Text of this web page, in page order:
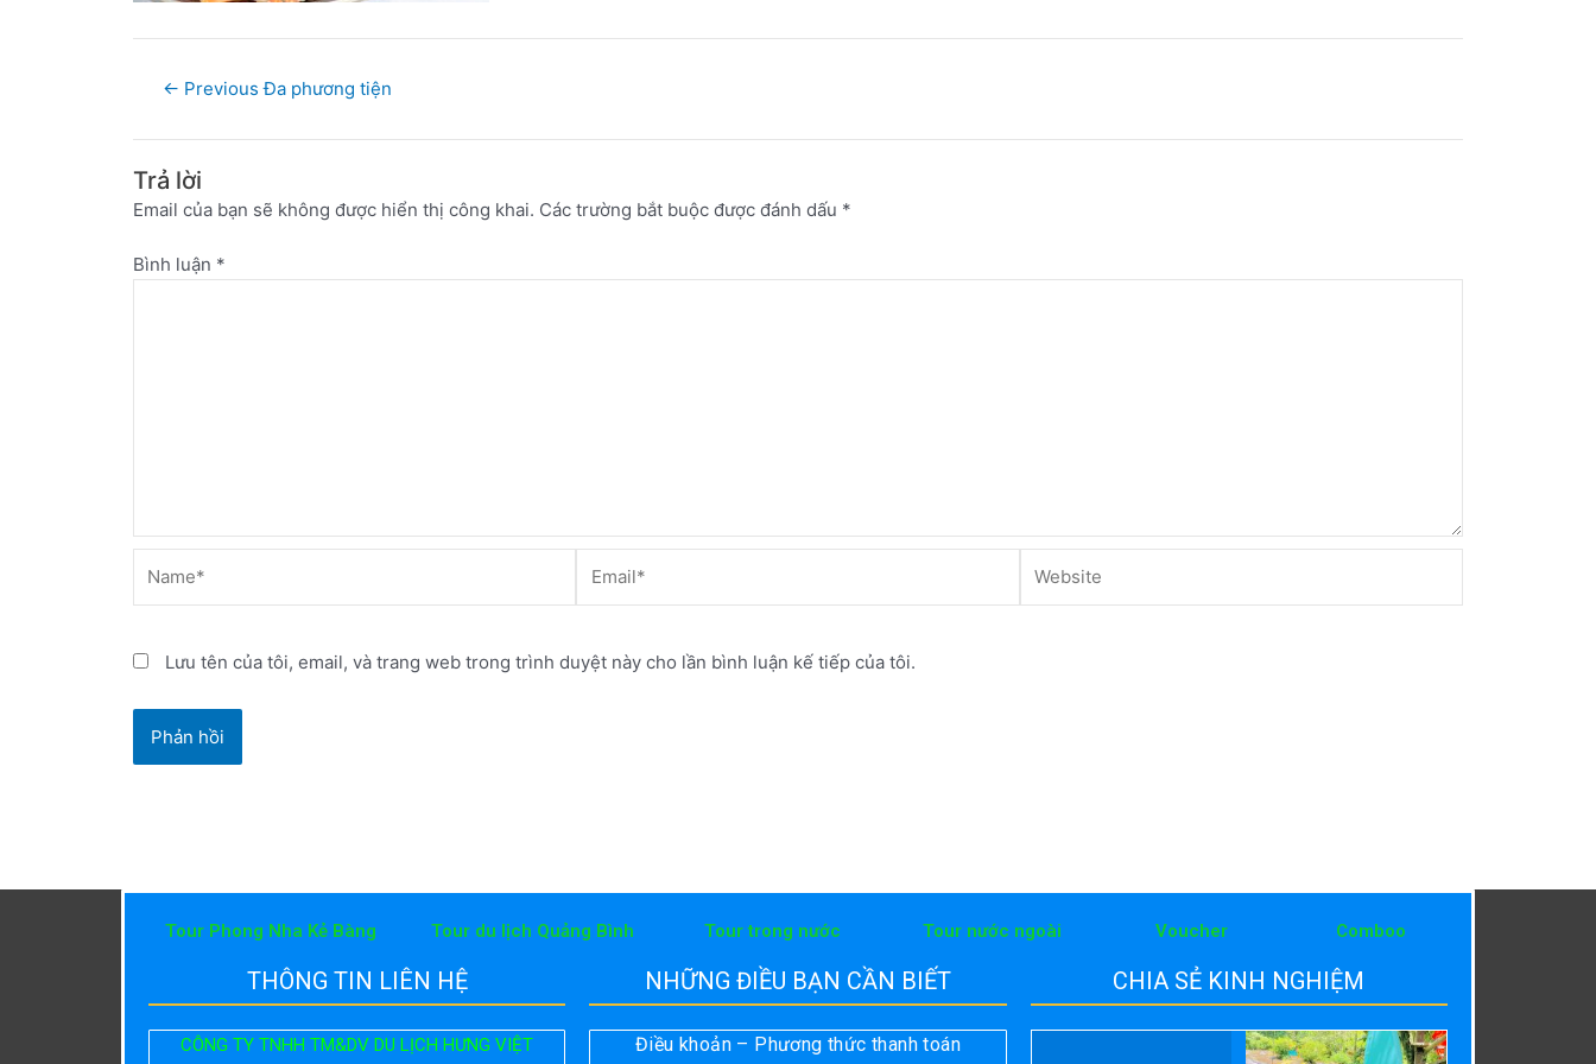
← Previous Đa phương tiện
Trả lời
Email của bạn sẽ không được hiển thị công khai. Các trường bắt buộc được đánh dấu *
Bình luận *
Lưu tên của tôi, email, và trang web trong trình duyệt này cho lần bình luận kế tiếp của tôi.
Tour Phong Nha Kẻ Bàng Tour du lịch Quảng Bình Tour trong nước Tour nước ngoài Voucher Comboo
THÔNG TIN LIÊN HỆ
CÔNG TY TNHH TM&DV DU LỊCH HƯNG VIỆT
NHỮNG ĐIỀU BẠN CẦN BIẾT
Điều khoản – Phương thức thanh toán
CHIA SẺ KINH NGHIỆM